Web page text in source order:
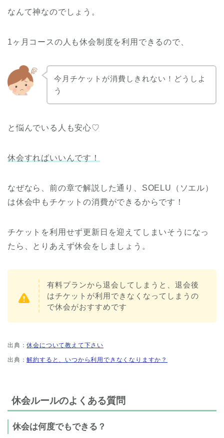
なんて神なのでしょう。
1ヶ月コースの人も休会制度を利用できるので、
今月チケットが消費しきれない！どうしよ
う
と悩んでいる人も安心♡
休会すればいいんです！
なぜなら、前の章で解説した通り、SOELU（ソエル）
は休会中もチケットの消費ができるからです！
チケットを利用せず更新日を迎えてしまいそうになっ
たら、とりあえず休会をしましょう。
有料プランから退会してしまうと、退会後
はチケットが利用できなくなってしまうの
で休会がおすすめです
出典：休会について教えて下さい
出典：解約すると、いつから利用できなくなりますか？
休会ルールのよくある質問
休会は何度でもできる？